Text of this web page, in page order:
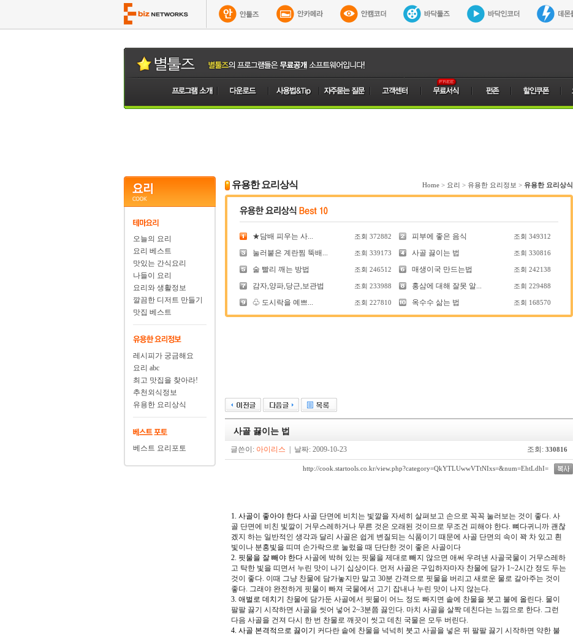
오늘의 요리
요리 베스트
맛있는 간식요리
나들이 요리
요리와 생활정보
깔끔한 디저트 만들기
맛집 베스트
레시피가 궁금해요
요리 abc
최고 맛집을 찾아라!
추천외식정보
유용한 요리상식
베스트 요리포토
유용한 요리상식 Home > 요리 > 유용한 요리정보 > 유용한 요리상식
★담배 피우는 사... 조회 372882 피부에 좋은 음식 조회 349312
눌러붙은 계란찜 뚝배... 조회 339173 사골 끓이는 법 조회 330816
술 빨리 깨는 방법 조회 246512 매생이국 만드는법 조회 242138
감자,양파,당근,보관법 조회 233988 홍삼에 대해 잘못 알... 조회 229488
♧ 도시락을 예쁘... 조회 227810 옥수수 삶는 법 조회 168570
사골 끓이는 법
글쓴이: 아이리스 | 날짜: 2009-10-23 조회: 330816
http://cook.startools.co.kr/view.php?category=QkYTLUwwVTtNIxs=&num=EhtLdhI=
1. 사골이 좋아야 한다 사골 단면에 비치는 빛깔을 자세히 살펴보고 손으로 꼭꼭 눌러보는 것이 좋다. 사
골 단면에 비친 빛깔이 거무스레하거나 무른 것은 오래된 것이므로 무조건 피해야 한다. 뼈다귀니까 괜찮
겠지 하는 일반적인 생각과 달리 사골은 쉽게 변질되는 식품이기 때문에 사골 단면의 속이 꽉 차 있고 흰
빛이나 분홍빛을 띠며 손가락으로 눌렀을 때 단단한 것이 좋은 사골이다
2. 핏물을 잘 빼야 한다 사골에 박혀 있는 핏물을 제대로 빼지 않으면 애써 우려낸 사골국물이 거무스레하
고 탁한 빛을 띠면서 누린 맛이 나기 십상이다. 먼저 사골은 구입하자마자 찬물에 담가 1~2시간 정도 두는
것이 좋다. 이때 그냥 찬물에 담가놓지만 말고 30분 간격으로 핏물을 버리고 새로운 물로 갈아주는 것이
좋다. 그래야 완전하게 핏물이 빠져 국물에서 고기 잡내나 누린 맛이 나지 않는다.
3. 애벌로 데치기
찬물에 담가둔 사골에서 핏물이 어느 정도 빠지면 솥에 찬물을 붓고 불에 올린다. 물이
팔팔 끓기 시작하면 사골을 씻어 넣어 2~3분쯤 끓인다. 마치 사골을 살짝 데친다는 느낌으로 한다. 그런
다음 사골을 건져 다시 한 번 찬물로 깨끗이 씻고 데친 국물은 모두 버린다.
4. 사골 본격적으로 끓이기
커다란 솥에 찬물을 넉넉히 붓고 사골을 넣은 뒤 팔팔 끓기 시작하면 약한 불